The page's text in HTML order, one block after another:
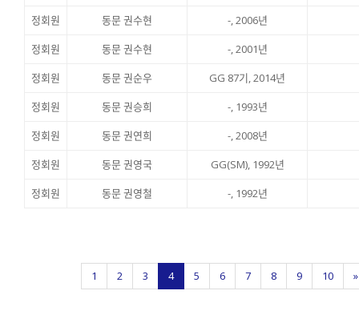
정회원
동문 권수현
-, 2006년
정회원
동문 권수현
-, 2001년
정회원
동문 권순우
GG 87기, 2014년
정회원
동문 권승희
-, 1993년
정회원
동문 권연희
-, 2008년
정회원
동문 권영국
GG(SM), 1992년
정회원
동문 권영철 -, 1992년
1 2 3 4 5 6 7 8 9 10 »